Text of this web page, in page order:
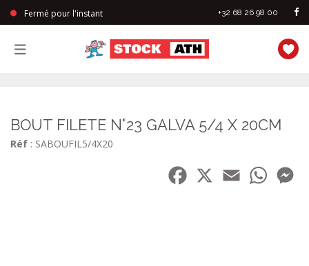
Fermé pour l'instant +32 68 26 98 00
BOUT FILETE N°23 GALVA 5/4 X 20CM
Réf : SABOUFIL5/4X20
Facebook
Email